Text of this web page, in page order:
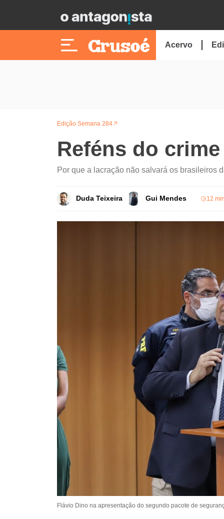
Acervo
Edição Semana 284
Reféns do crime
Por que a lacração não salvará os brasileiros
Duda Teixeira Gui Mendes 12
Flávio Dino na apresentação do segundo pacote de